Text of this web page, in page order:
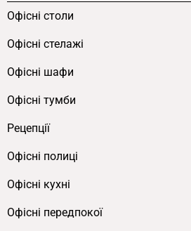
Офісні столи
Офісні стелажі
Офісні шафи
Офісні тумби
Рецепції
Офісні полиці
Офісні кухні
Офісні передпокої